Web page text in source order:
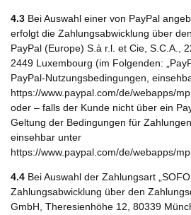
4.3 Bei Auswahl einer von PayPal
erfolgt die Zahlungsabwicklung über
PayPal (Europe) S.à r.l. et Cie, S.C.A.,
2449 Luxembourg (im Folgenden:
PayPal-Nutzungsbedingungen,
https://www.paypal.com/de/webapps/
oder – falls der Kunde nicht über ein
Geltung der Bedingungen für
einsehbar unter
https://www.paypal.com/de/webapps/
4.4 Bei Auswahl der Zahlungsart
Zahlungsabwicklung über den
GmbH, Theresienhöhe 12, 80339